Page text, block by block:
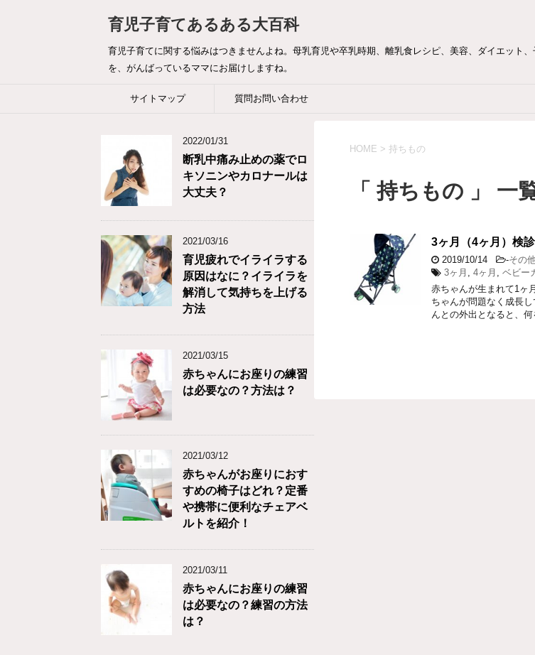
育児子育てあるある大百科
育児子育てに関する悩みはつきませんよね。母乳育児や卒乳時期、離乳食レシピ、美容、ダイエット
を、がんばっているママにお届けしますね。
サイトマップ 質問お問い合わせ
HOME > 持ちもの
「 持ちもの 」 一
3ヶ月（4ヶ月）検
2019/10/14 -その
3ヶ月 , 4ヶ月 , ベビー
赤ちゃんが生まれて1ヶ
ちゃんが問題なく成長
んとの外出となると、
2022/01/31
断乳中痛み止めの薬でロ
キソニンやカロナールは
大丈夫？
2021/03/16
育児疲れでイライラする
原因はなに？イライラを
解消して気持ちを上げる
方法
2021/03/15
赤ちゃんにお座りの練習
は必要なの？方法は？
2021/03/12
赤ちゃんがお座りにおす
すめの椅子はどれ？定番
や携帯に便利なチェアベ
ルトを紹介！
2021/03/11
赤ちゃんにお座りの練習
は必要なの？練習の方法
は？